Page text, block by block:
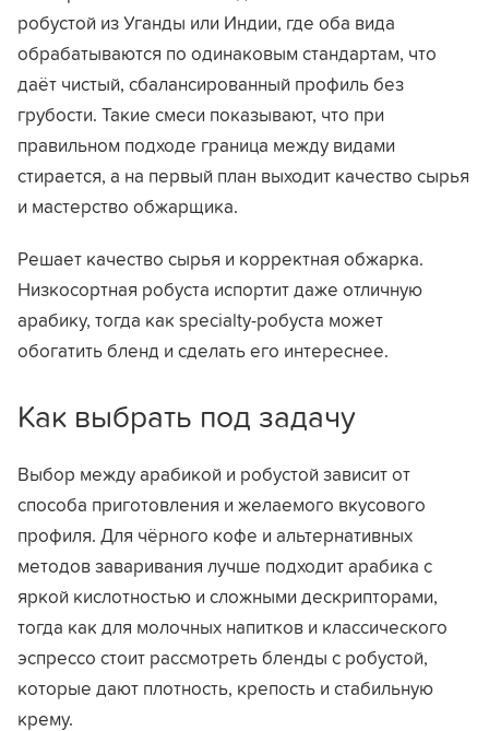
робустой из Уганды или Индии, где оба вида
обрабатываются по одинаковым стандартам, что
даёт чистый, сбалансированный профиль без
грубости. Такие смеси показывают, что при
правильном подходе граница между видами
стирается, а на первый план выходит качество сырья
и мастерство обжарщика.
Решает качество сырья и корректная обжарка.
Низкосортная робуста испортит даже отличную
арабику, тогда как specialty-робуста может
обогатить бленд и сделать его интереснее.
Как выбрать под задачу
Выбор между арабикой и робустой зависит от
способа приготовления и желаемого вкусового
профиля. Для чёрного кофе и альтернативных
методов заваривания лучше подходит арабика с
яркой кислотностью и сложными дескрипторами,
тогда как для молочных напитков и классического
эспрессо стоит рассмотреть бленды с робустой,
которые дают плотность, крепость и стабильную
крему.